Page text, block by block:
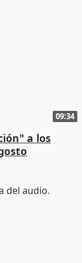
09:34
a los